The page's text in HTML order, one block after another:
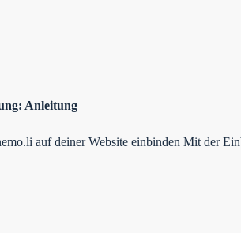
Anleitung
auf deiner Website einbinden Mit der